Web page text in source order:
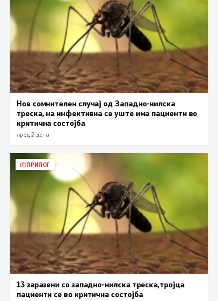
Нов сомнителен случај од Западно-нилска
треска, на инфективна се уште има пациенти во
критична состојба
пред 2 дена
ПРИЛОГ
13 заразени со западно-нилска треска,тројца
пациенти се во критична состојба